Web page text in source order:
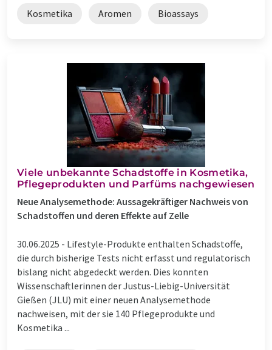
Kosmetika Aromen Bioassays
Viele unbekannte Schadstoffe in Kosmetika,
Pflegeprodukten und Parfüms nachgewiesen
Neue Analysemethode: Aussagekräftiger Nachweis von
Schadstoffen und deren Effekte auf Zelle
30.06.2025 - Lifestyle-Produkte enthalten Schadstoffe,
die durch bisherige Tests nicht erfasst und regulatorisch
bislang nicht abgedeckt werden. Dies konnten
Wissenschaftlerinnen der Justus-Liebig-Universität
Gießen (JLU) mit einer neuen Analysemethode
nachweisen, mit der sie 140 Pflegeprodukte und
Kosmetika ...